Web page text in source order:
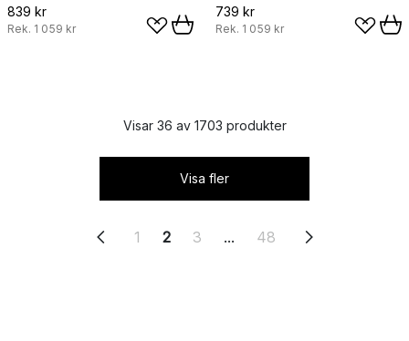
839 kr
Rek. 1 059 kr
739 kr
Rek. 1 059 kr
Visar 36 av 1703 produkter
Visa fler
1 2 3 ... 48